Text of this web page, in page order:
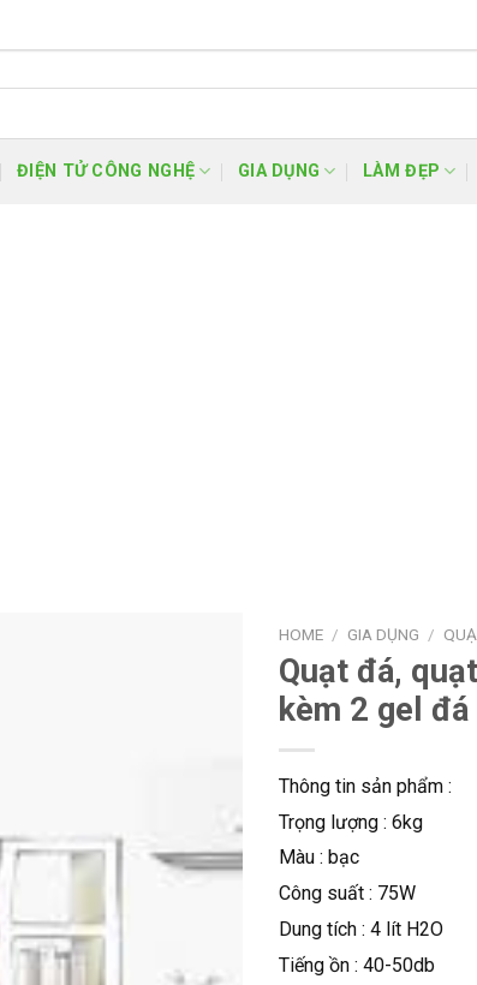
ĐIỆN TỬ CÔNG NGHỆ GIA DỤNG LÀM ĐẸP
HOME / GIA DỤNG /
Quạt đá,
kèm 2 gel
Thông tin sản phẩm :
Trọng lượng : 6kg
Màu : bạc
Công suất : 75W
Dung tích : 4 lít H2O
Tiếng ồn : 40-50db